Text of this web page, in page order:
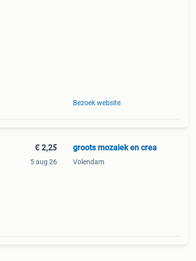
Bezoek website
€ 2,25
5 aug 26
groots mozaiek en crea
Volendam